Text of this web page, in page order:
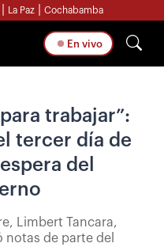
La Paz Cochabamba
En vivo
trabajar”:
tercer día de
del
Limbert Tancara,
de parte del